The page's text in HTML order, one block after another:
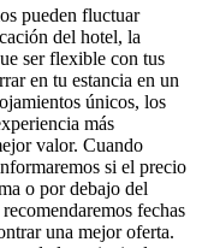
pueden fluctuar
del hotel, la
ser flexible con tus
en tu estancia en un
únicos, los
más
valor. Cuando
si el precio
o por debajo del
fechas
una mejor oferta.